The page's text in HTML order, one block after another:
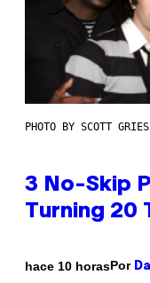
PHOTO BY SCOTT
3 No-Skip
Turning 20
hace 10 horasPor